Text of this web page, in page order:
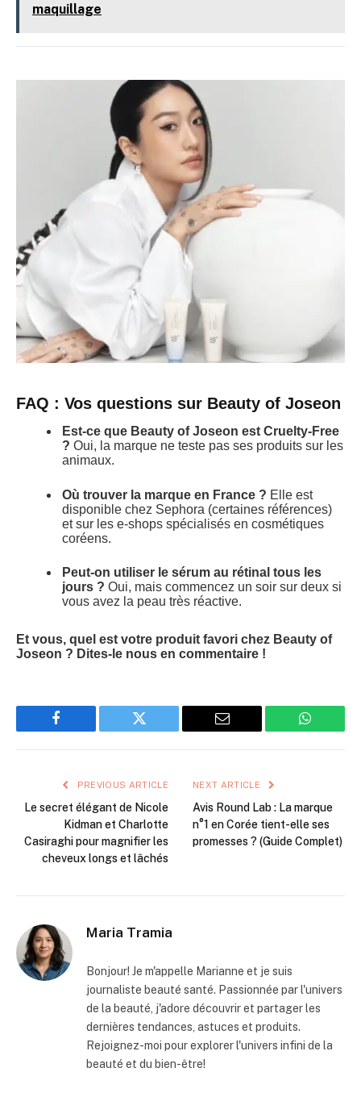
maquillage
FAQ : Vos questions sur Beauty of Joseon
Est-ce que Beauty of Joseon est Cruelty-Free
? Oui, la marque ne teste pas ses produits sur les
animaux.
Où trouver la marque en France ? Elle est
disponible chez Sephora (certaines références)
et sur les e-shops spécialisés en cosmétiques
coréens.
Peut-on utiliser le sérum au rétinal tous les
jours ? Oui, mais commencez un soir sur deux si
vous avez la peau très réactive.
Et vous, quel est votre produit favori chez Beauty of
Joseon ? Dites-le nous en commentaire !
Facebook Twitter Email
PREVIOUS ARTICLE
Le secret élégant de Nicole
Kidman et Charlotte
Casiraghi pour magnifier les
cheveux longs et lâchés
NEXT ARTICLE
Avis Round Lab : La marque
n°1 en Corée tient-elle ses
promesses ? (Guide Complet)
Maria Tramia
Bonjour! Je m'appelle Marianne et je suis
journaliste beauté santé. Passionnée par l'univers
de la beauté, j'adore découvrir et partager les
dernières tendances, astuces et produits.
Rejoignez-moi pour explorer l'univers infini de la
beauté et du bien-être!